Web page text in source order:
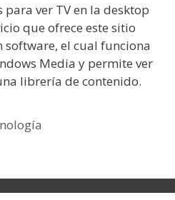
ver TV en la desktop
que ofrece este sitio
el cual funciona
Media y permite ver
librería de contenido.